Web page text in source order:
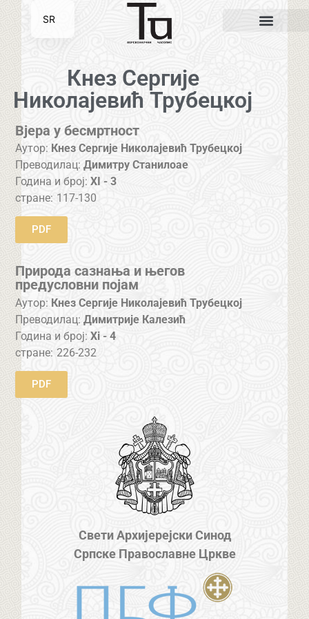
Кнез Сергије
Николајевић Трубецкој
Вјера у бесмртност
Аутор: Кнез Сергије Николајевић Трубецкој
Преводилац: Димитру Станилоае
Година и број:XI - 3
стране: 117-130
PDF
Природа сазнања и његов
предусловни појам
Аутор: Кнез Сергије Николајевић Трубецкој
Преводилац: Димитрије Калезић
Година и број:Xi - 4
стране: 226-232
PDF
Свети Архијерејски Синод
Српске Православне Цркве
SR
EN